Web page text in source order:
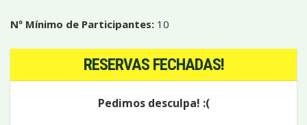
Nº Mínimo de Participantes: 10
RESERVAS FECHADAS!
Pedimos desculpa! :(